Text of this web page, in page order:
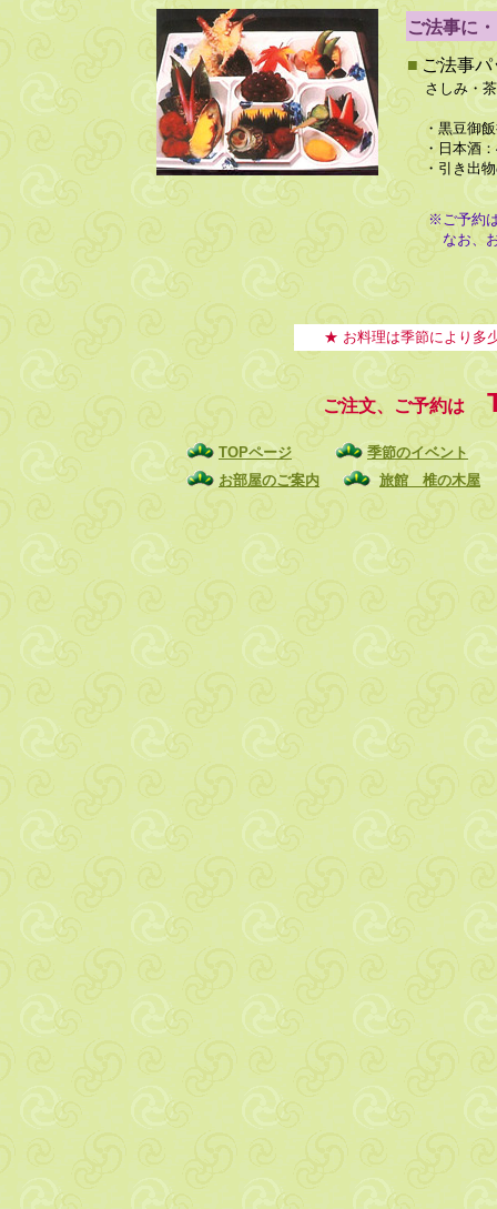
ご法事に
■ ご法事
さしみ・
・黒豆御
・日本酒
・引き出
※ご予約
なお、
★ お料理は季節により多
ご注文、ご予約は
TOPページ
季節のイベント
お部屋のご案内
旅館 椎の木屋